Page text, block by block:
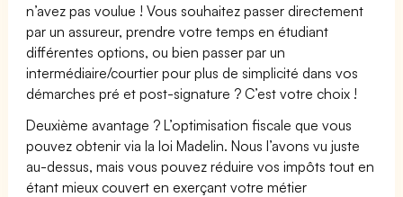
n’avez pas voulue ! Vous souhaitez passer directement
par un assureur, prendre votre temps en étudiant
différentes options, ou bien passer par un
intermédiaire/courtier pour plus de simplicité dans vos
démarches pré et post-signature ? C’est votre choix !
Deuxième avantage ? L’optimisation fiscale que vous
pouvez obtenir via la loi Madelin. Nous l’avons vu juste
au-dessus, mais vous pouvez réduire vos impôts tout en
étant mieux couvert en exerçant votre métier